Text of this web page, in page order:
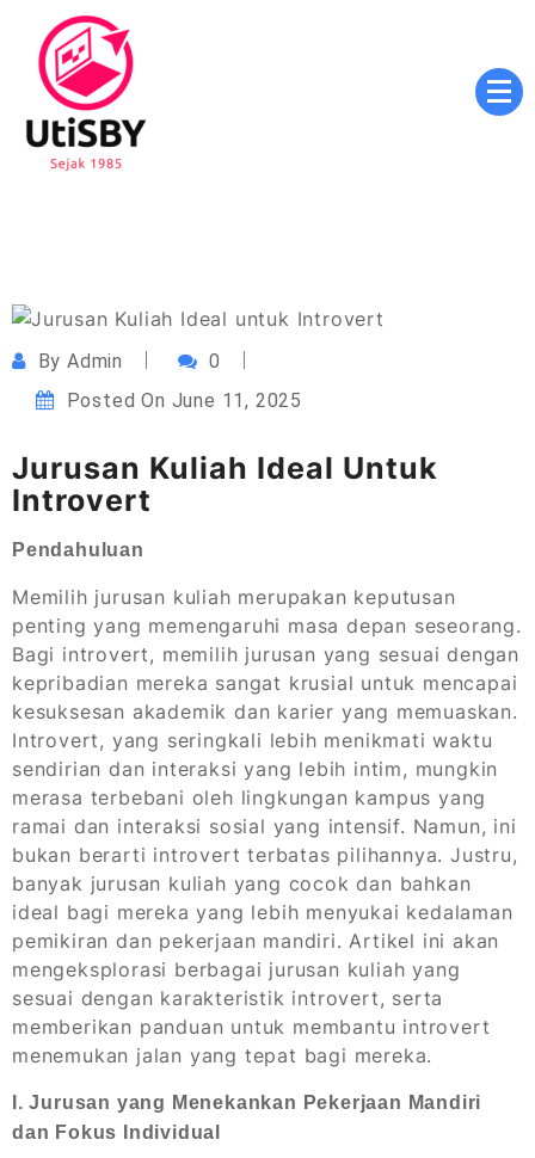
content
ByAdmin
0
Posted On June 11, 2025
Jurusan Kuliah Ideal Untuk
Introvert
Pendahuluan
Memilih jurusan kuliah merupakan keputusan
penting yang memengaruhi masa depan seseorang.
Bagi introvert, memilih jurusan yang sesuai dengan
kepribadian mereka sangat krusial untuk mencapai
kesuksesan akademik dan karier yang memuaskan.
Introvert, yang seringkali lebih menikmati waktu
sendirian dan interaksi yang lebih intim, mungkin
merasa terbebani oleh lingkungan kampus yang
ramai dan interaksi sosial yang intensif. Namun, ini
bukan berarti introvert terbatas pilihannya. Justru,
banyak jurusan kuliah yang cocok dan bahkan
ideal bagi mereka yang lebih menyukai kedalaman
pemikiran dan pekerjaan mandiri. Artikel ini akan
mengeksplorasi berbagai jurusan kuliah yang
sesuai dengan karakteristik introvert, serta
memberikan panduan untuk membantu introvert
menemukan jalan yang tepat bagi mereka.
I. Jurusan yang Menekankan Pekerjaan Mandiri
dan Fokus Individual